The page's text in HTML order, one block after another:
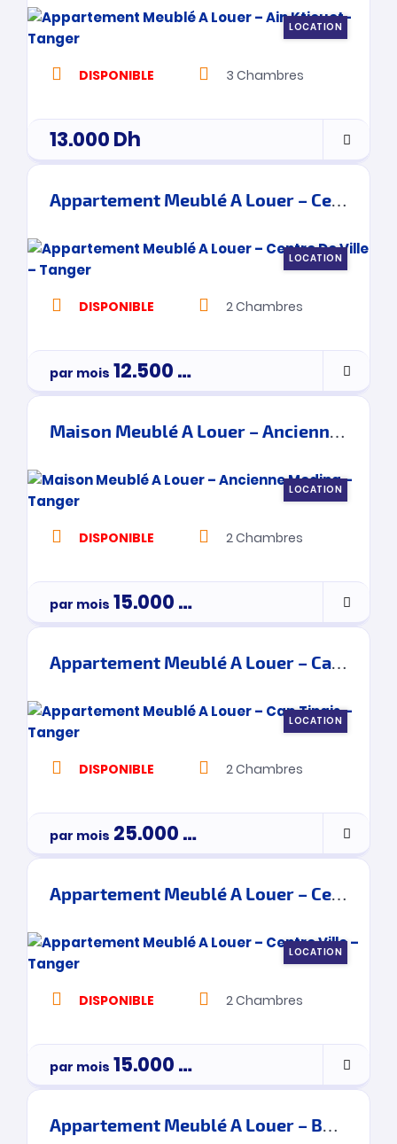
LOCATION
DISPONIBLE 3 Chambres
13.000Dh
Appartement Meublé A Louer – Centre De Ville – Tanger
LOCATION
DISPONIBLE 2Chambres
par mois 12.500Dh
Maison Meublé A Louer – Ancienne Medina – Tanger
LOCATION
DISPONIBLE 2Chambres
par mois 15.000Dh
Appartement Meublé A Louer – Cap Tingis – Tanger
LOCATION
DISPONIBLE 2Chambres
par mois 25.000Dh
Appartement Meublé A Louer – Centre Ville – Tanger
LOCATION
DISPONIBLE 2Chambres
par mois 15.000Dh
Appartement Meublé A Louer – Boukhalef – Tanger